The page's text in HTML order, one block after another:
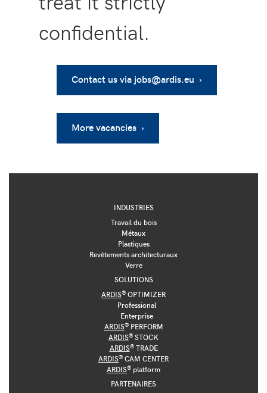
confidential.
Contact us via jobs@ardis.eu ›
More vacancies ›
INDUSTRIES
Travail du bois
Métaux
Plastiques
Revêtements architecturaux
Verre
SOLUTIONS
ARDIS® OPTIMIZER
Professional
Enterprise
ARDIS®PERFORM
ARDIS® STOCK
ARDIS®TRADE
ARDIS® CAM CENTER
ARDIS® platform
PARTENAIRES